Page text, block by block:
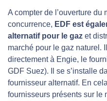
A compter de l’ouverture du
concurrence, EDF est
alternatif pour le gaz et
marché pour le gaz naturel.
directement à Engie, le
GDF Suez). Il se s’installe
fournisseur alternatif. En
fournisseurs présents sur le